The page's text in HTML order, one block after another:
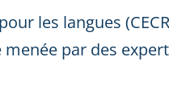
les langues
par des